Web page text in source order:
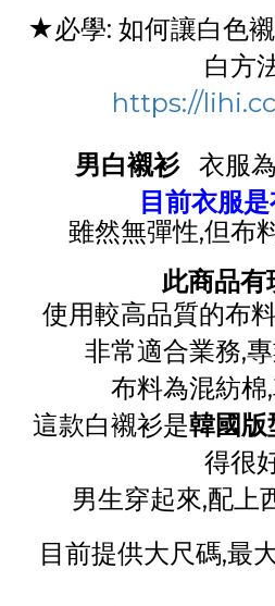
★必學: 如何讓白色
白方
https://
男白襯衫衣服為
目前衣服
雖然無彈性,但布
此商品有
使用較高品質的布
非常適合業務,
布料為混紡棉
這款白襯衫是韓國版
得很
男生穿起來,配上
目前提供大尺碼,最